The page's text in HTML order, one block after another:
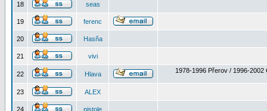
18 seas
19 ferenc
20 Hasňa
21 vivi
22 Hlava 1978-1996 Přerov / 1996-2002
23 ALEX
24 pistole